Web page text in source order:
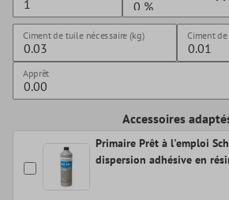
Ciment de tuile nécessaire (kg) Ciment
Apprêt
Accessoires
Primaire Prêt à l'emploi
dispersion adhésive en